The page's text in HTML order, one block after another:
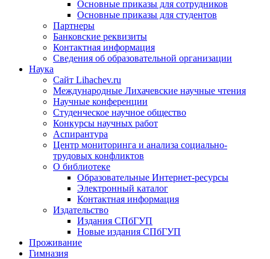
Основные приказы для сотрудников
Основные приказы для студентов
Партнеры
Банковские реквизиты
Контактная информация
Сведения об образовательной организации
Наука
Сайт Lihachev.ru
Международные Лихачевские научные чтения
Научные конференции
Студенческое научное общество
Конкурсы научных работ
Аспирантура
Центр мониторинга и анализа социально-
трудовых конфликтов
О библиотеке
Образовательные Интернет-ресурсы
Электронный каталог
Контактная информация
Издательство
Издания СПбГУП
Новые издания СПбГУП
Проживание
Гимназия